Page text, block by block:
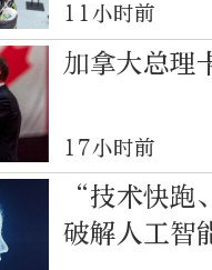
11小时前
加拿大总理
17小时前
“技术快跑
破解人工智